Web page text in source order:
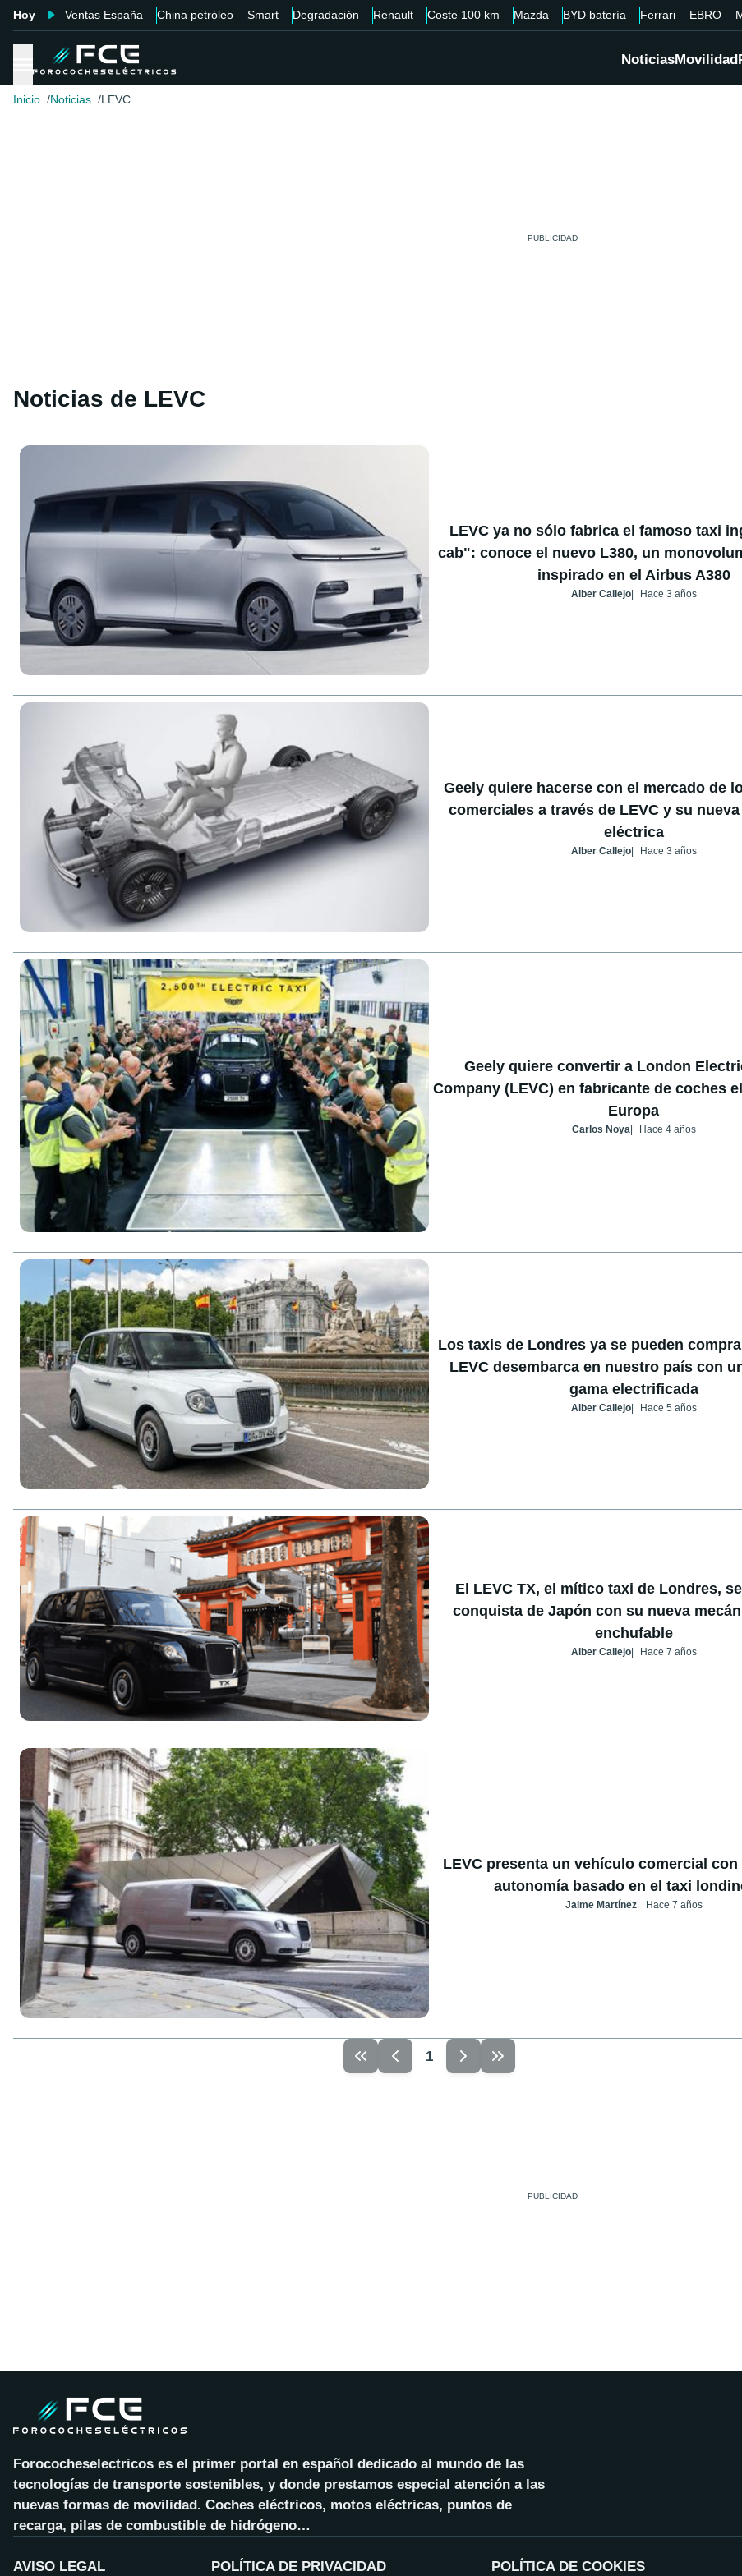
Hoy Ventas España China petróleo Smart Degradación Renault Coste 100 km Mazda BYD batería Ferrari EBRO
NoticiasMovilidad
Inicio Noticias LEVC
Noticias de LEVC
LEVC ya no sólo fabrica el famoso taxi
cab": conoce el nuevo L380, un
inspirado en el Airbus A380
Alber Callejo Hace 3 años
Geely quiere hacerse con el mercado de
comerciales a través de LEVC y su
eléctrica
Alber Callejo Hace 3 años
Geely quiere convertir a London
Company (LEVC) en fabricante de coches
Europa
Carlos Noya Hace 4 años
Los taxis de Londres ya se pueden
LEVC desembarca en nuestro país con
gama electrificada
Alber Callejo Hace 5 años
El LEVC TX, el mítico taxi de Londres,
conquista de Japón con su nueva
enchufable
Alber Callejo Hace 7 años
LEVC presenta un vehículo comercial
autonomía basado en el taxi
Jaime Martínez Hace 7 años
1
Forococheselectricos es el primer portal en español dedicado al mundo de las
tecnologías de transporte sostenibles, y donde prestamos especial atención a las
nuevas formas de movilidad. Coches eléctricos, motos eléctricas, puntos de
recarga, pilas de combustible de hidrógeno…
AVISO LEGAL POLÍTICA DE PRIVACIDAD POLÍTICA DE COOKIES